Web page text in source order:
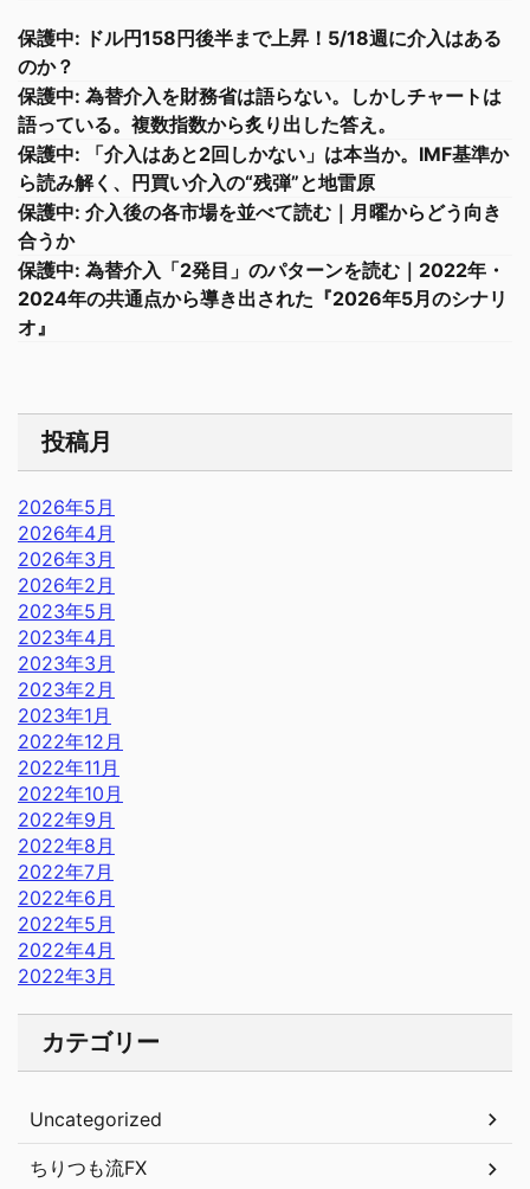
保護中: ドル円158円後半まで上昇！5/18週に介入はある
のか？
保護中: 為替介入を財務省は語らない。しかしチャートは
語っている。複数指数から炙り出した答え。
保護中: 「介入はあと2回しかない」は本当か。IMF基準か
ら読み解く、円買い介入の“残弾”と地雷原
保護中: 介入後の各市場を並べて読む｜月曜からどう向き
合うか
保護中: 為替介入「2発目」のパターンを読む｜2022年・
2024年の共通点から導き出された『2026年5月のシナリ
オ』
投稿月
2026年5月
2026年4月
2026年3月
2026年2月
2023年5月
2023年4月
2023年3月
2023年2月
2023年1月
2022年12月
2022年11月
2022年10月
2022年9月
2022年8月
2022年7月
2022年6月
2022年5月
2022年4月
2022年3月
カテゴリー
Uncategorized
ちりつも流FX